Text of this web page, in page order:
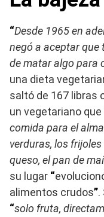
“Desde 1965 en
negó a aceptar que
de matar algo para
una dieta
saltó de 167 libras
un vegetariano que
comida para el
verduras, los
queso, el pan de
su lugar “
alimentos crudos”.
“solo fruta,